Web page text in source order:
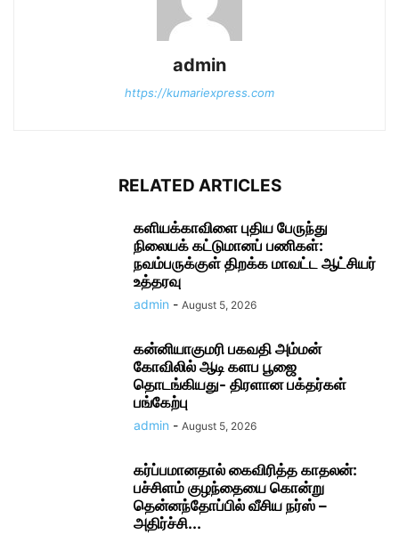
admin
https://kumariexpress.com
RELATED ARTICLES
களியக்காவிளை புதிய பேருந்து
நிலையக் கட்டுமானப் பணிகள்:
நவம்பருக்குள் திறக்க மாவட்ட ஆட்சியர்
உத்தரவு
admin - August 5, 2026
கன்னியாகுமரி பகவதி அம்மன்
கோவிலில் ஆடி களப பூஜை
தொடங்கியது- திரளான பக்தர்கள்
பங்கேற்பு
admin - August 5, 2026
கர்ப்பமானதால் கைவிரித்த காதலன்:
பச்சிளம் குழந்தையை கொன்று
தென்னந்தோப்பில் வீசிய நர்ஸ் –
அதிர்ச்சி...